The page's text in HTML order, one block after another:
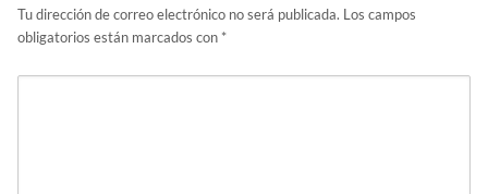
Tu dirección de correo electrónico no será publicada. Los campos
obligatorios están marcados con *